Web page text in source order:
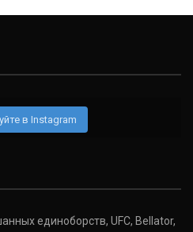
в Instagram
единоборств, UFC, Bellator,